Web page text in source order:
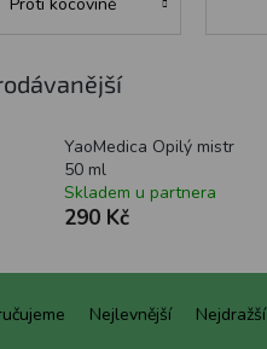
Proti kocovině
YaoMedica Opilý mistr
50 ml
Skladem u partnera
290 Kč
Nejlevnější Nejdražší